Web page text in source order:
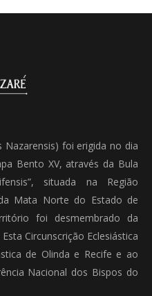
Nazarensis) foi erigida no dia
Bento XV, através da Bula
situada na Região
Mata Norte do Estado de
foi desmembrado da
Circunscrição Eclesiástica
de Olinda e Recife e ao
Nacional dos Bispos do